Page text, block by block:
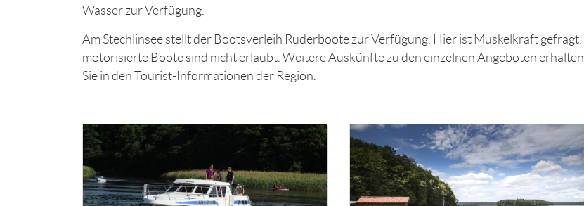
Wasser zur Verfügung.
Am Stechlinsee stellt der Bootsverleih Ruderboote zur Verfügung. Hier ist Muskelkraft gefragt,
motorisierte Boote sind nicht erlaubt. Weitere Auskünfte zu den einzelnen Angeboten erhalten
Sie in den Tourist-Informationen der Region.